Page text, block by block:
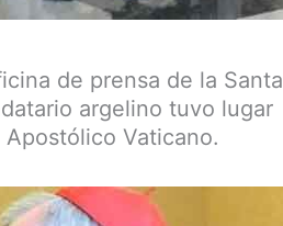
de prensa de la Santa
argelino tuvo lugar
Vaticano.